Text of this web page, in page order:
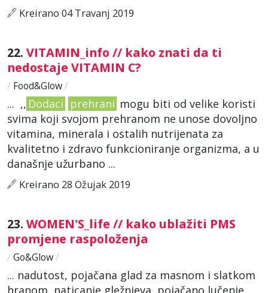
Kreirano 04 Travanj 2019
22. VITAMIN_info // kako znati da ti
nedostaje VITAMIN C?
/ Food&Glow/
... ,, Dodaci prehrani mogu biti od velike koristi
svima koji svojom prehranom ne unose dovoljno
vitamina, minerala i ostalih nutrijenata za
kvalitetno i zdravo funkcioniranje organizma, a u
današnje užurbano ...
Kreirano 28 Ožujak 2019
23. WOMEN'S_life // kako ublažiti PMS
promjene raspoloženja
/ Go&Glow/
... nadutost, pojačana glad za masnom i slatkom
hranom, naticanje gležnjeva, pojačano lučenje